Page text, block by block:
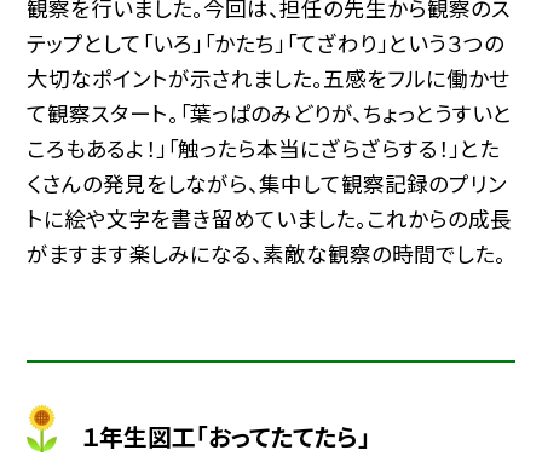
観察を行いました。今回は、担任の先生から観察のス
テップとして「いろ」「かたち」「てざわり」という３つの
大切なポイントが示されました。五感をフルに働かせ
て観察スタート。「葉っぱのみどりが、ちょっとうすいと
ころもあるよ！」「触ったら本当にざらざらする！」とた
くさんの発見をしながら、集中して観察記録のプリン
トに絵や文字を書き留めていました。これからの成長
がますます楽しみになる、素敵な観察の時間でした。
１年生図工「おってたてたら」